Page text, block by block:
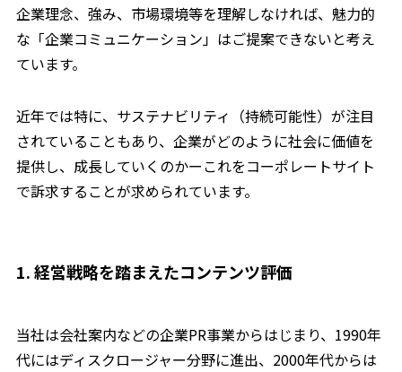
企業理念、強み、市場環境等を理解しなければ、魅力的
な「企業コミュニケーション」はご提案できないと考え
ています。
近年では特に、サステナビリティ（持続可能性）が注目
されていることもあり、企業がどのように社会に価値を
提供し、成長していくのかーこれをコーポレートサイト
で訴求することが求められています。
1. 経営戦略を踏まえたコンテンツ評価
当社は会社案内などの企業PR事業からはじまり、1990年
代にはディスクロージャー分野に進出、2000年代からは